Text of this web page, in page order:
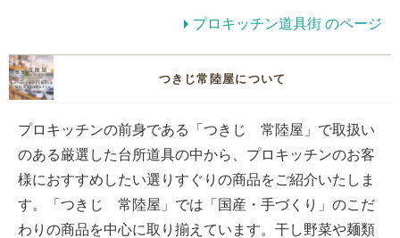
プロキッチン道具街 のページ
つきじ常陸屋について
プロキッチンの前身である「つきじ 常陸屋」で取扱い
のある厳選した台所道具の中から、プロキッチンのお客
様におすすめしたい選りすぐりの商品をご紹介いたしま
す。「つきじ 常陸屋」では「国産・手づくり」のこだ
わりの商品を中心に取り揃えています。干し野菜や麺類